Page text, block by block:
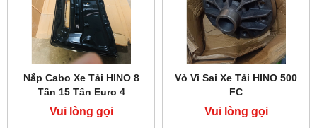
Nắp Cabo Xe Tải HINO 8
Tấn 15 Tấn Euro 4
Vui lòng gọi
Vỏ Vi Sai Xe Tải HINO 500
FC
Vui lòng gọi